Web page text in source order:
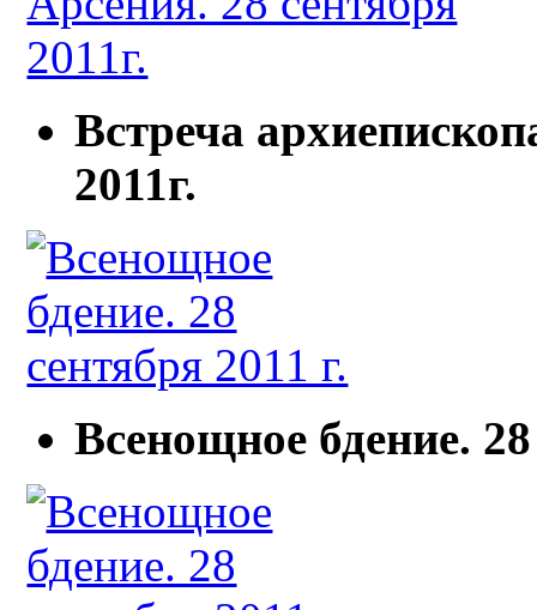
Встреча
2011г.
Всенощное бдение.